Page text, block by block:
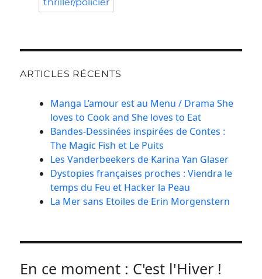
ARTICLES RÉCENTS
Manga L’amour est au Menu / Drama She
loves to Cook and She loves to Eat
Bandes-Dessinées inspirées de Contes :
The Magic Fish et Le Puits
Les Vanderbeekers de Karina Yan Glaser
Dystopies françaises proches : Viendra le
temps du Feu et Hacker la Peau
La Mer sans Etoiles de Erin Morgenstern
En ce moment : C'est l'Hiver !